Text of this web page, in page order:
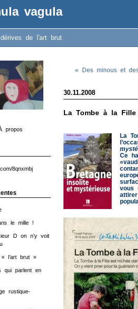
vagula
de l'art brut
propos
8qnxmbj
le mille !
D on n’y voit
l’art brut »
qui parlent en
rustique-
« Des minous et
30.11.2008
La Tombe à la Fille
La
Ce
vous